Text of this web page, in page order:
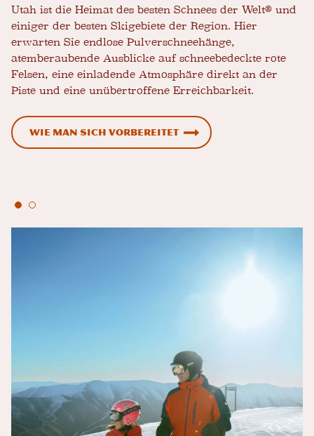
Utah ist die Heimat des besten Schnees der Welt® und
einiger der besten Skigebiete der Region. Hier
erwarten Sie endlose Pulverschneehänge,
atemberaubende Ausblicke auf schneebedeckte rote
Felsen, eine einladende Atmosphäre direkt an der
Piste und eine unübertroffene Erreichbarkeit.
Wie man sich vorbereitet